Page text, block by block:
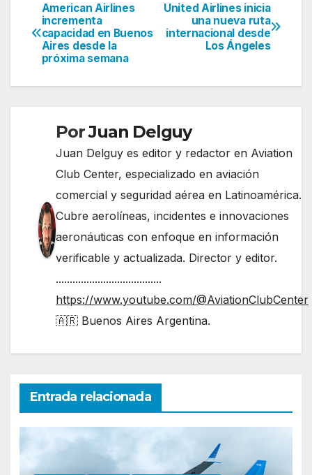
Navegación
de
entradas
United Airlines inicia
una nueva ruta
internacional desde
Los Ángeles
American Airlines
incrementa
capacidad en Buenos
Aires desde la
próxima semana
PorJuan Delguy
Juan Delguy es editor y redactor en Aviation
Club Center, especializado en aviación
comercial y seguridad aérea en Latinoamérica.
Cubre aerolíneas, incidentes e innovaciones
aeronáuticas con enfoque en información
verificable y actualizada. Director y editor.
......................................
https://www.youtube.com/@AviationClubCenter
🇦🇷 Buenos Aires Argentina.
Entrada relacionada